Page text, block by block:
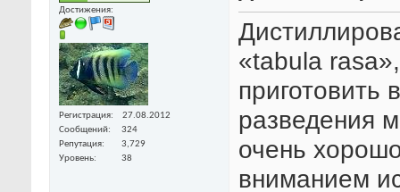
Достижения:
Регистрация
27.08.2012
Сообщений
324
Репутация
3,729
Уровень
38
«tabula
приготовить
разведения
очень
вниманием